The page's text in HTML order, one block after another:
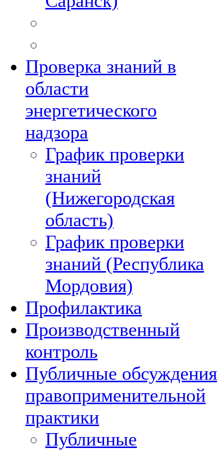
Проверка знаний в
области
энергетического
надзора
График проверки
знаний
(Нижегородская
область)
График проверки
знаний (Республика
Мордовия)
Профилактика
Производственный
контроль
Публичные обсуждения
правоприменительной
практики
Публичные